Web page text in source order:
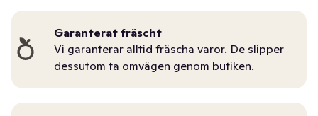
Garanterat fräscht
Vi garanterar alltid fräscha varor. De slipper
dessutom ta omvägen genom butiken.